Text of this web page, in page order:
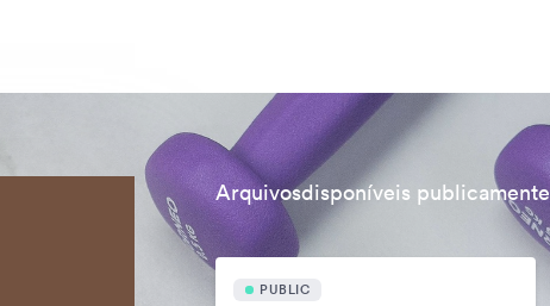
Arquivosdisponíveis publicamente
PUBLIC